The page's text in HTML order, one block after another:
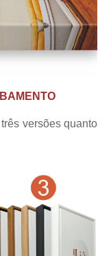
versões quanto